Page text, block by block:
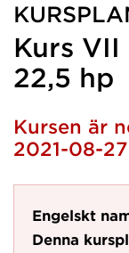
Kurs
22,5 hp
Kursen är
2021-08-27
Engelskt
Denna